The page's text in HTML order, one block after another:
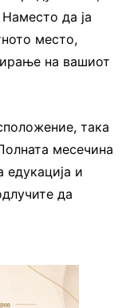
да ја
место,
на вашиот
така
месечина
едукација и
да